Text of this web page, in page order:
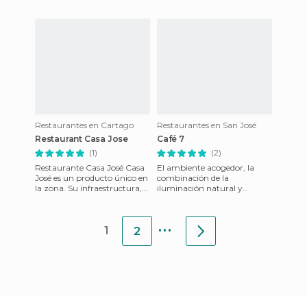
Restaurantes en Cartago
Restaurant Casa Jose
(1)
Restaurante Casa José Casa
José es un producto único en
la zona. Su infraestructura,
Restaurantes en San José
Café 7
(2)
El ambiente acogedor, la
combinación de la
iluminación natural y
1 2 ...